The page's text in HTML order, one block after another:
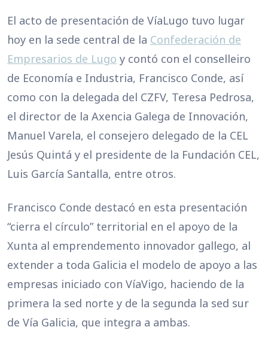
El acto de presentación de VíaLugo tuvo lugar
hoy en la sede central de la Confederación de
Empresarios de Lugo y contó con el conselleiro
de Economía e Industria, Francisco Conde, así
como con la delegada del CZFV, Teresa Pedrosa,
el director de la Axencia Galega de Innovación,
Manuel Varela, el consejero delegado de la CEL
Jesús Quintá y el presidente de la Fundación CEL,
Luis García Santalla, entre otros.
Francisco Conde destacó en esta presentación
“cierra el círculo” territorial en el apoyo de la
Xunta al emprendemento innovador gallego, al
extender a toda Galicia el modelo de apoyo a las
empresas iniciado con VíaVigo, haciendo de la
primera la sed norte y de la segunda la sed sur
de Vía Galicia, que integra a ambas.